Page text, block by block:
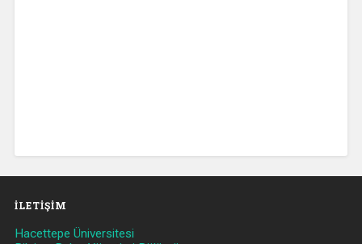
İLETIŞIM
Hacettepe Üniversitesi